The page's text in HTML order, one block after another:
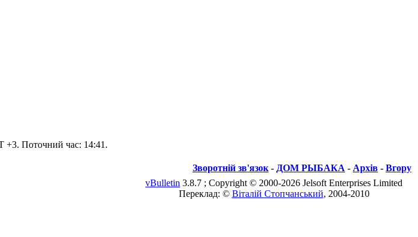
+3. Поточний час: 14:41 .
Зворотній зв'язок - ДОМ РЫБАКА - Архів - Вгору
vBulletin 3.8.7 ; Copyright © 2000-2026 Jelsoft Enterprises Limited
Переклад: © Віталій Стопчанський, 2004-2010